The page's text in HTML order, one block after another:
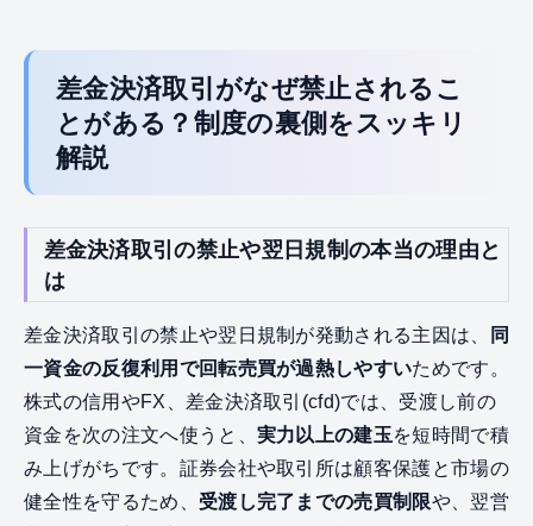
差金決済取引がなぜ禁止されるこ
とがある？制度の裏側をスッキリ
解説
差金決済取引の禁止や翌日規制の本当の理由と
は
差金決済取引の禁止や翌日規制が発動される主因は、
同
一資金の反復利用で回転売買が過熱しやすいためです。
株式の信用やFX、差金決済取引(cfd)では、受渡し前の
資金を次の注文へ使うと、 実力以上の建玉を短時間で積
み上げがちです。証券会社や取引所は顧客保護と市場の
健全性を守るため、 受渡し完了までの売買制限や、翌営